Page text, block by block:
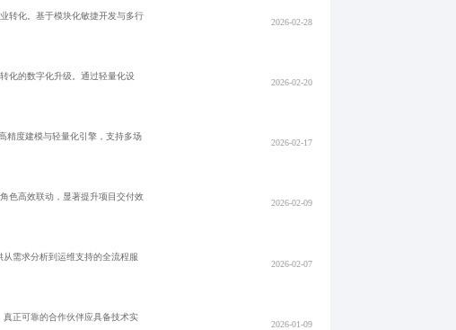
转化。基于模块化敏捷开发与多行
2026-02-28
化的数字化升级。通过轻量化设
2026-02-20
精度建模与轻量化引擎，支持多场
2026-02-17
色高效联动，显著提升项目交付效
2026-02-09
需求分析到运维支持的全流程服
2026-02-07
正可靠的合作伙伴应具备技术实
2026-01-09